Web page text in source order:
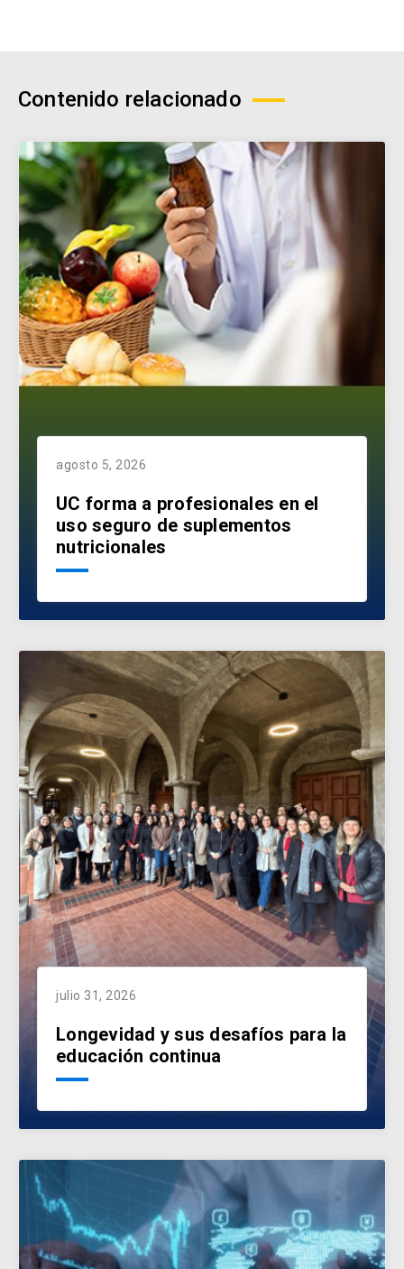
Contenido relacionado
agosto 5, 2026
UC forma a profesionales en el
uso seguro de suplementos
nutricionales
julio 31, 2026
Longevidad y sus desafíos para la
educación continua